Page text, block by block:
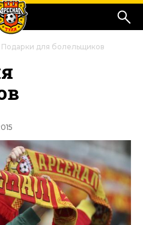
Подарки для болельщиков